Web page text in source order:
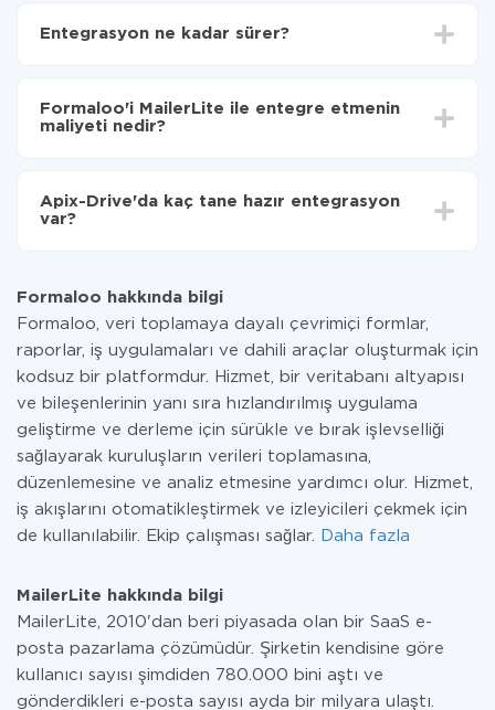
aktarılacağını seçin
MailerLite'ye aktarılacaktır.
Entegrasyon ne kadar sürer?
olarak, 10-15 dakika sürer.
Formaloo'i MailerLite ile entegre etmenin
maliyeti nedir?
Hizmetimiz aracılığıyla yalnızca bir sisteminizden
diğerine aktarılan veri miktarı için ödeme yaparsınız.
Apix-Drive'da kaç tane hazır entegrasyon
var?
Formaloo hakkında bilgi
Formaloo, veri toplamaya dayalı çevrimiçi formlar,
raporlar, iş uygulamaları ve dahili araçlar oluşturmak için
kodsuz bir platformdur. Hizmet, bir veritabanı altyapısı
ve bileşenlerinin yanı sıra hızlandırılmış uygulama
geliştirme ve derleme için sürükle ve bırak işlevselliği
sağlayarak kuruluşların verileri toplamasına,
düzenlemesine ve analiz etmesine yardımcı olur. Hizmet,
iş akışlarını otomatikleştirmek ve izleyicileri çekmek için
de kullanılabilir. Ekip çalışması sağlar.
Daha fazla
MailerLite hakkında bilgi
MailerLite, 2010'dan beri piyasada olan bir SaaS e-
posta pazarlama çözümüdür. Şirketin kendisine göre
kullanıcı sayısı şimdiden 780.000 bini aştı ve
gönderdikleri e-posta sayısı ayda bir milyara ulaştı.